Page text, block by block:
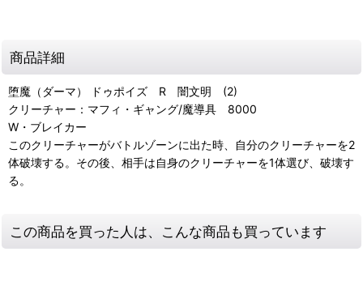
商品詳細
堕魔（ダーマ） ドゥポイズ R 闇文明 (2)
クリーチャー：マフィ・ギャング/魔導具 8000
W・ブレイカー
このクリーチャーがバトルゾーンに出た時、自分のクリーチャーを2
体破壊する。その後、相手は自身のクリーチャーを1体選び、破壊す
る。
この商品を買った人は、こんな商品も買っています